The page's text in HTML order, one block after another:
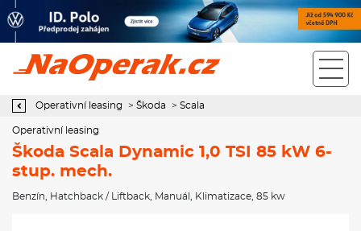
Operativní leasing Škoda Scala Dynamic 1,0 TSI 85 kW 6-stup.
Operativní leasing > Škoda > Scala
Operativní leasing
Škoda Scala Dynamic 1,0 TSI 85 kW 6-
stup. mech.
Benzín Hatchback / Liftback Manuál Klimatizace , 85 kw